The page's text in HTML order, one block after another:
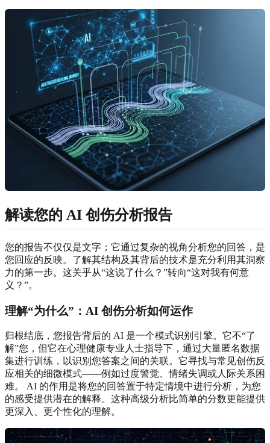
解读您的 AI 创伤分析报告
您的报告不仅仅是文字；它通过复杂的视角分析您的回答，是
您回应的反映。了解其结构及其背后的技术是充分利用其洞察
力的第一步。这关乎从“这说了什么？”转向“这对我有何意
义？”。
理解“为什么”：AI 创伤分析如何运作
归根结底，您报告背后的 AI 是一个模式识别引擎。它不“了
解”您，但它在心理健康专业人士指导下，通过大量匿名数据
集进行训练，以识别您答案之间的关联。它寻找与常见创伤反
应相关的细微模式——例如过度警觉、情绪失调或人际关系困
难。 AI 的作用是将您的回答置于特定情境中进行分析，为您
的感受提供潜在的解释。这种高级分析比简单的分数更能提供
更深入、更个性化的理解。